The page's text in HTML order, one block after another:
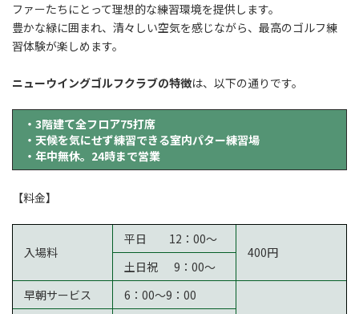
ファーたちにとって理想的な練習環境を提供します。
豊かな緑に囲まれ、清々しい空気を感じながら、最高のゴルフ練
習体験が楽しめます。
ニューウイングゴルフクラブの特徴は、以下の通りです。
・3階建て全フロア75打席
・天候を気にせず練習できる室内パター練習場
・年中無休。24時まで営業
【料金】
入場料
平日 12：00～
400円
土日祝 9：00～
早朝サービス
6：00～9：00